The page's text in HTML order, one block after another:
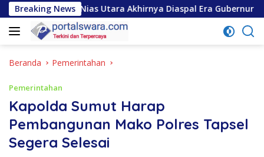
Langsung
ke
konten
Breaking News
di Nias Utara Akhirnya Diaspal Era Gubernur Bobby
Beranda Pemerintahan
Pemerintahan
Kapolda Sumut Harap
Pembangunan Mako Polres Tapsel
Segera Selesai